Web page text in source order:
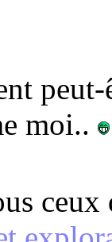
moi..